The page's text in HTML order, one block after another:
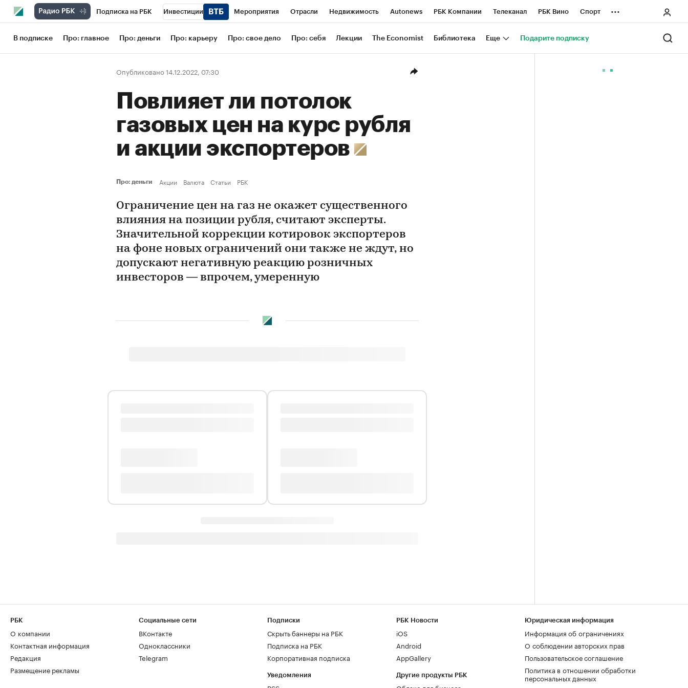
Подписка на РБК Инвестиции Мероприятия Отрасли Недвижимость Autonews РБК Компании Телеканал РБК Вино Спорт
Школа управления РБК РБК Образование РБК Life Тренды Визионеры Национальные проекты Город
Рынок наличной валюты
...
В подписке Про: главное Про: деньги Про: карьеру Про: свое дело Про: себя Лекции The Economist Библиотека Еще Подарите подписку
Опубликовано 14.12.2022, 07:30
Повлияет ли потолок
газовых цен на курс рубля
и акции экспортеров
Про: деньги Акции Валюта Статьи РБК
Ограничение цен на газ не окажет существенного
влияния на позиции рубля, считают эксперты.
Значительной коррекции котировок экспортеров
на фоне новых ограничений они также не ждут, но
допускают негативную реакцию розничных
инвесторов — впрочем, умеренную
РБК
О компании
Контактная информация
Редакция
Размещение рекламы
Социальные сети
ВКонтакте
Одноклассники
Telegram
Подписки
Скрыть баннеры на РБК
Подписка на РБК
Корпоративная подписка
Уведомления
РБК Новости
iOS
Android
AppGallery
Другие продукты РБК
Юридическая информация
Информация об ограничениях
О соблюдении авторских прав
Пользовательское соглашение
Политика в отношении обработки
персональных данных